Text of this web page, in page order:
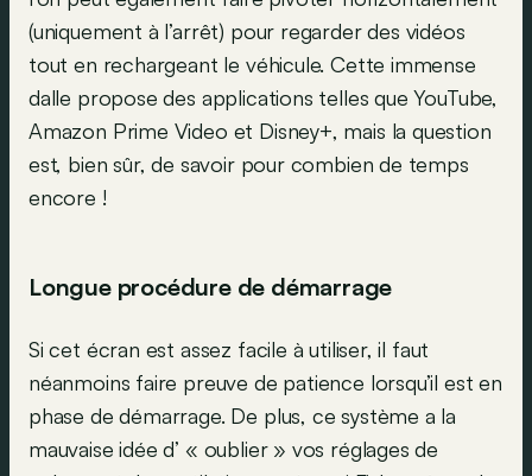
(uniquement à l’arrêt) pour regarder des vidéos
tout en rechargeant le véhicule. Cette immense
dalle propose des applications telles que YouTube,
Amazon Prime Video et Disney+, mais la question
est, bien sûr, de savoir pour combien de temps
encore !
Longue procédure de démarrage
Si cet écran est assez facile à utiliser, il faut
néanmoins faire preuve de patience lorsqu’il est en
phase de démarrage. De plus, ce système a la
mauvaise idée d’ « oublier » vos réglages de